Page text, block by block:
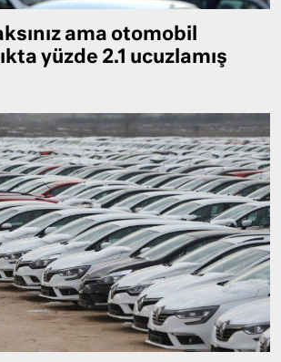
ama otomobil
yüzde 2.1 ucuzlamış